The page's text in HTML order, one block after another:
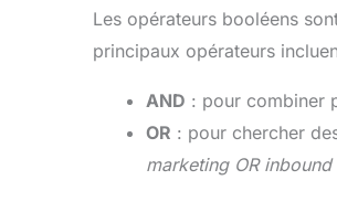
Les opérateurs booléens
principaux opérateurs
AND : pour combiner
OR : pour chercher
marketing OR